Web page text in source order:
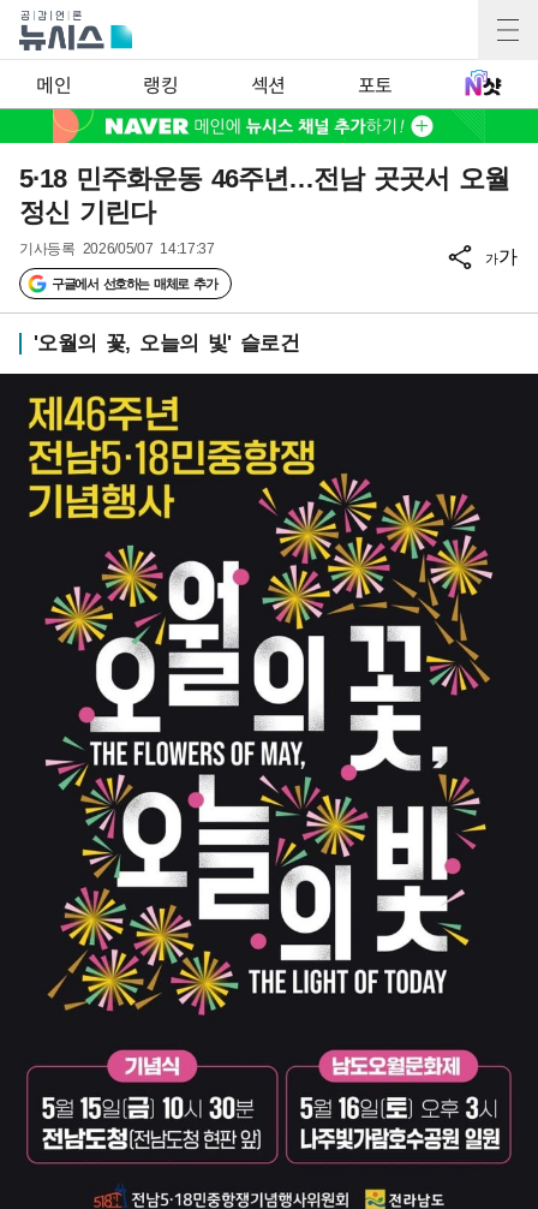
메인 랭킹 섹션 포토
5·18 민주화운동 46주년…전남 곳곳서 오월
정신 기린다
기사등록 2026/05/07 14:17:37
구글에서 선호하는 매체로 추가
가가
'오월의 꽃, 오늘의 빛' 슬로건